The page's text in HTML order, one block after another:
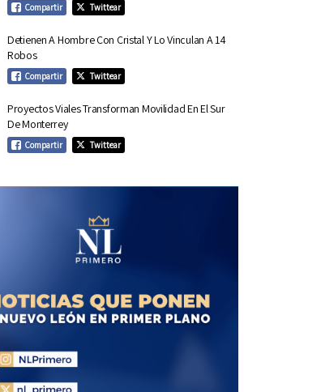
Compartir Twittear
Detienen A Hombre Con Cristal Y Lo Vinculan A 14
Robos
Compartir Twittear
Proyectos Viales Transforman Movilidad En El Sur
De Monterrey
Compartir Twittear